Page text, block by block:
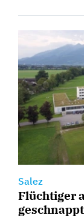
Salez
Flüchtiger
geschnappt